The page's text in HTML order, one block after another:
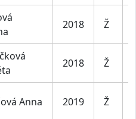
2018 Ž
2018 Ž
Anna 2019 Ž